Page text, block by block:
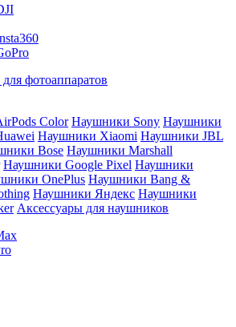
фотоаппаратов
Color Наушники Sony Наушники
Наушники Xiaomi Наушники JBL
Bose Наушники Marshall
Наушники Google Pixel Наушники
OnePlus Наушники Bang &
Наушники Яндекс Наушники
Аксессуары для наушников